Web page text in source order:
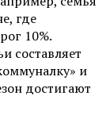
где
10%.
составляет
и
достигают